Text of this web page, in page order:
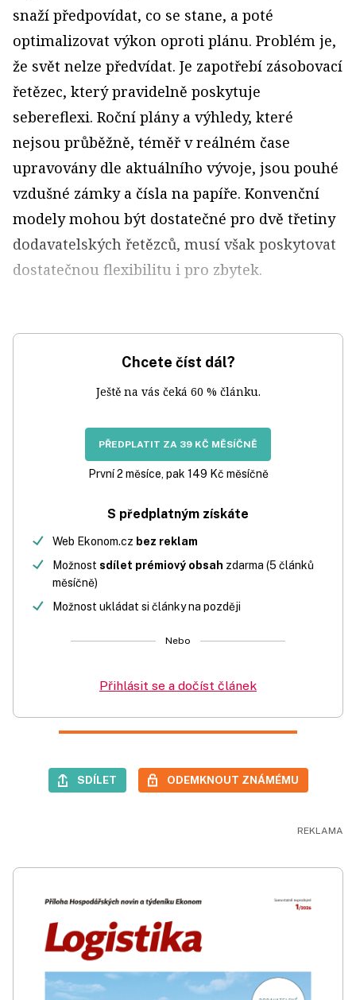
snaží předpovídat, co se stane, a poté
optimalizovat výkon oproti plánu. Problém je,
že svět nelze předvídat. Je zapotřebí zásobovací
řetězec, který pravidelně poskytuje
sebereflexi. Roční plány a výhledy, které
nejsou průběžně, téměř v reálném čase
upravovány dle aktuálního vývoje, jsou pouhé
vzdušné zámky a čísla na papíře. Konvenční
modely mohou být dostatečné pro dvě třetiny
dodavatelských řetězců, musí však poskytovat
dostatečnou flexibilitu i pro zbytek.
Chcete číst dál?
Ještě na vás čeká 60 % článku.
PŘEDPLATIT ZA 39 KČ MĚSÍČNĚ
První 2 měsíce, pak 149 Kč měsíčně
S předplatným získáte
Web Ekonom.cz bez reklam
Možnost sdílet prémiový obsah zdarma (5 článků
měsíčně)
Možnost ukládat si články na později
Nebo
Přihlásit se a dočíst článek
SDÍLET ODEMKNOUT ZNÁMÉMU